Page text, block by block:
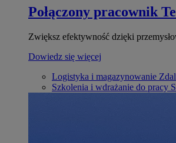
Połączony pracownik
Zwiększ efektywność dzięki
Dowiedz się więcej
Logistyka i magazynowanie
Szkolenia i wdrażanie do pracy